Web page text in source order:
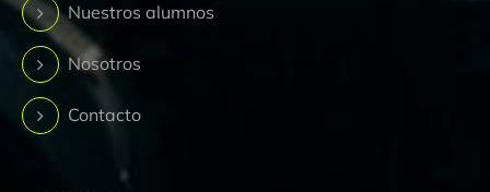
Nuestros alumnos
Nosotros
Contacto